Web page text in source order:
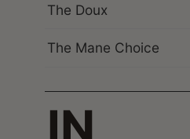
The Doux
The Mane Choice
IN